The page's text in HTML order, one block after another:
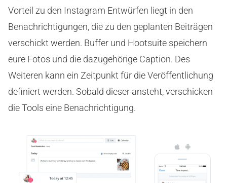
Vorteil zu den Instagram Entwürfen liegt in den
Benachrichtigungen, die zu den geplanten Beiträgen
verschickt werden. Buffer und Hootsuite speichern
eure Fotos und die dazugehörige Caption. Des
Weiteren kann ein Zeitpunkt für die Veröffentlichung
definiert werden. Sobald dieser ansteht, verschicken
die Tools eine Benachrichtigung.